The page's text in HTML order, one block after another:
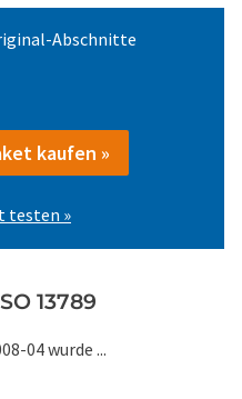
Abschnitte
kaufen »
testen »
13789
04 wurde ...